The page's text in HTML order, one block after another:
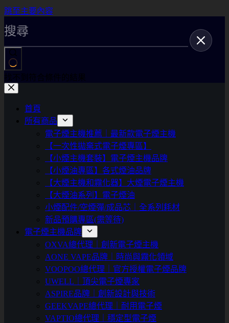
跳至主要內容
找不到符合條件的結果
首頁
所有商品
電子煙主機推薦｜最新款電子煙主機
【一次性拋棄式電子煙專區】
【小煙主機套裝】電子煙主機品牌
【小煙油專區】各式煙油品牌
【大煙主機和霧化器】大煙電子煙主機
【大煙油系列】電子煙油
小煙配件/空煙彈/成品芯｜全系列耗材
新品預購專區(需等待)
電子煙主機品牌
OXVA總代理｜創新電子煙主機
AONE VAPE品牌｜時尚與霧化領域
VOOPOO總代理｜官方授權電子煙品牌
UWELL｜頂尖電子煙專家
ASPIRE品牌｜創新設計與技術
GEEKVAPE總代理｜耐用電子煙
VAPTIO總代理｜穩定型電子煙